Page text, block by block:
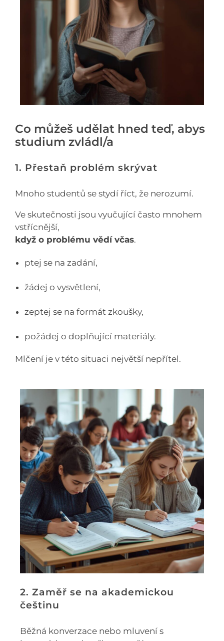
Co můžeš udělat hned teď, abys
studium zvládl/a
1. Přestaň problém skrývat
Mnoho studentů se stydí říct, že nerozumí.
Ve skutečnosti jsou vyučující často mnohem
vstřícnější,
když o problému vědí včas.
ptej se na zadání,
žádej o vysvětlení,
zeptej se na formát zkoušky,
požádej o doplňující materiály.
Mlčení je v této situaci největší nepřítel.
2. Zaměř se na akademickou
češtinu
Běžná konverzace nebo mluvení s